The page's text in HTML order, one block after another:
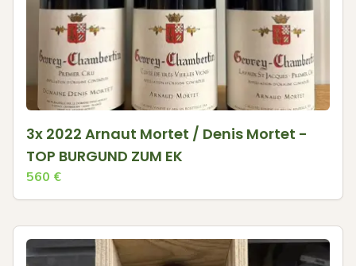
3x 2022 Arnaut Mortet / Denis Mortet -
TOP BURGUND ZUM EK
560 €